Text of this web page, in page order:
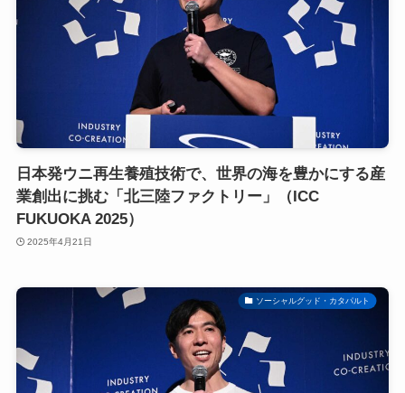
日本発ウニ再生養殖技術で、世界の海を豊かにする産
業創出に挑む「北三陸ファクトリー」（ICC
FUKUOKA 2025）
2025年4月21日
ソーシャルグッド・カタパルト